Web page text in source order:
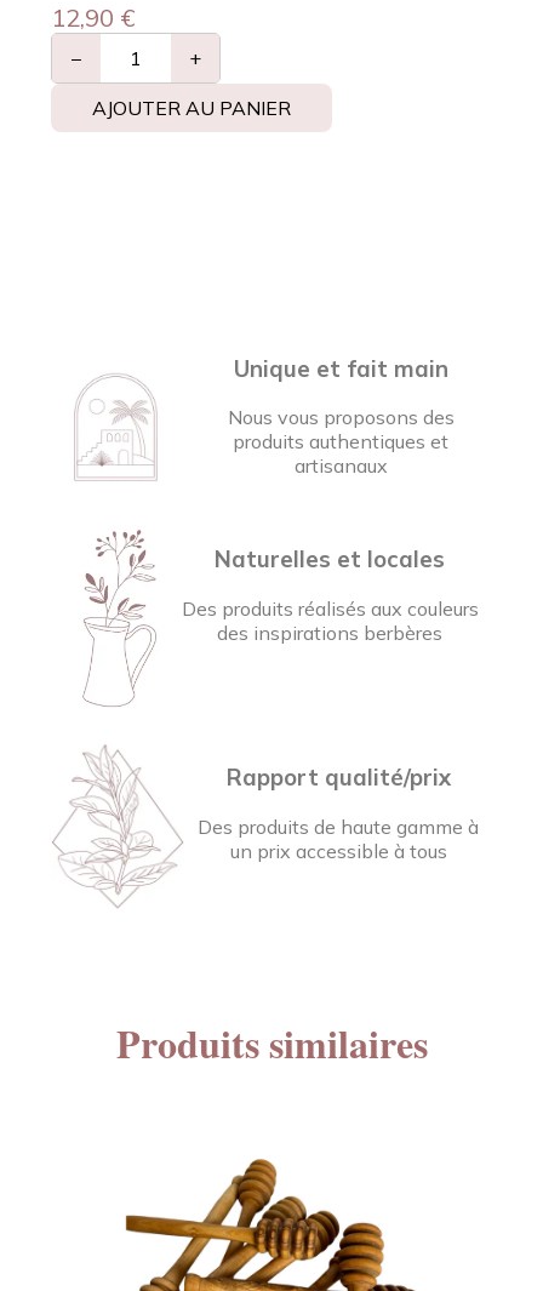
12,90 €
− +
AJOUTER AU PANIER
Unique et fait main
Nous vous proposons des
produits authentiques et
artisanaux
Naturelles et locales
Des produits réalisés aux couleurs
des inspirations berbères
Rapport qualité/prix
Des produits de haute gamme à
un prix accessible à tous
Produits similaires